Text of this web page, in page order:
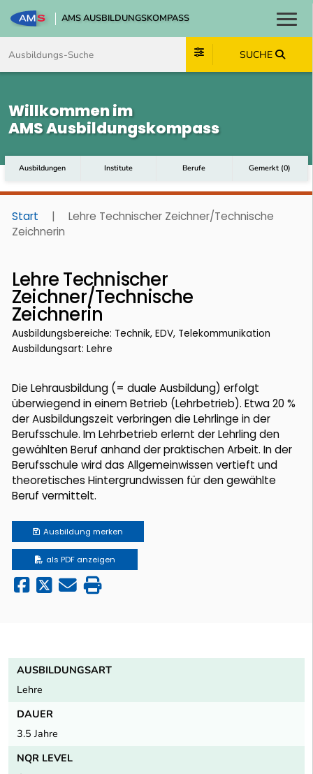
AMS AUSBILDUNGSKOMPASS
SUCHE
Willkommen im
AMS Ausbildungskompass
Ausbildungen Institute Berufe Gemerkt (0)
Start |
Lehre Technischer Zeichner/Technische
Zeichnerin
Lehre Technischer
Zeichner/Technische
Zeichnerin
Ausbildungsbereiche: Technik, EDV, Telekommunikation
Ausbildungsart: Lehre
Die Lehrausbildung (= duale Ausbildung) erfolgt
überwiegend in einem Betrieb (Lehrbetrieb). Etwa 20 %
der Ausbildungszeit verbringen die Lehrlinge in der
Berufsschule. Im Lehrbetrieb erlernt der Lehrling den
gewählten Beruf anhand der praktischen Arbeit. In der
Berufsschule wird das Allgemeinwissen vertieft und
theoretisches Hintergrundwissen für den gewählte
Beruf vermittelt.
Ausbildung merken
als PDF anzeigen
AUSBILDUNGSART
Lehre
DAUER
3.5 Jahre
NQR LEVEL